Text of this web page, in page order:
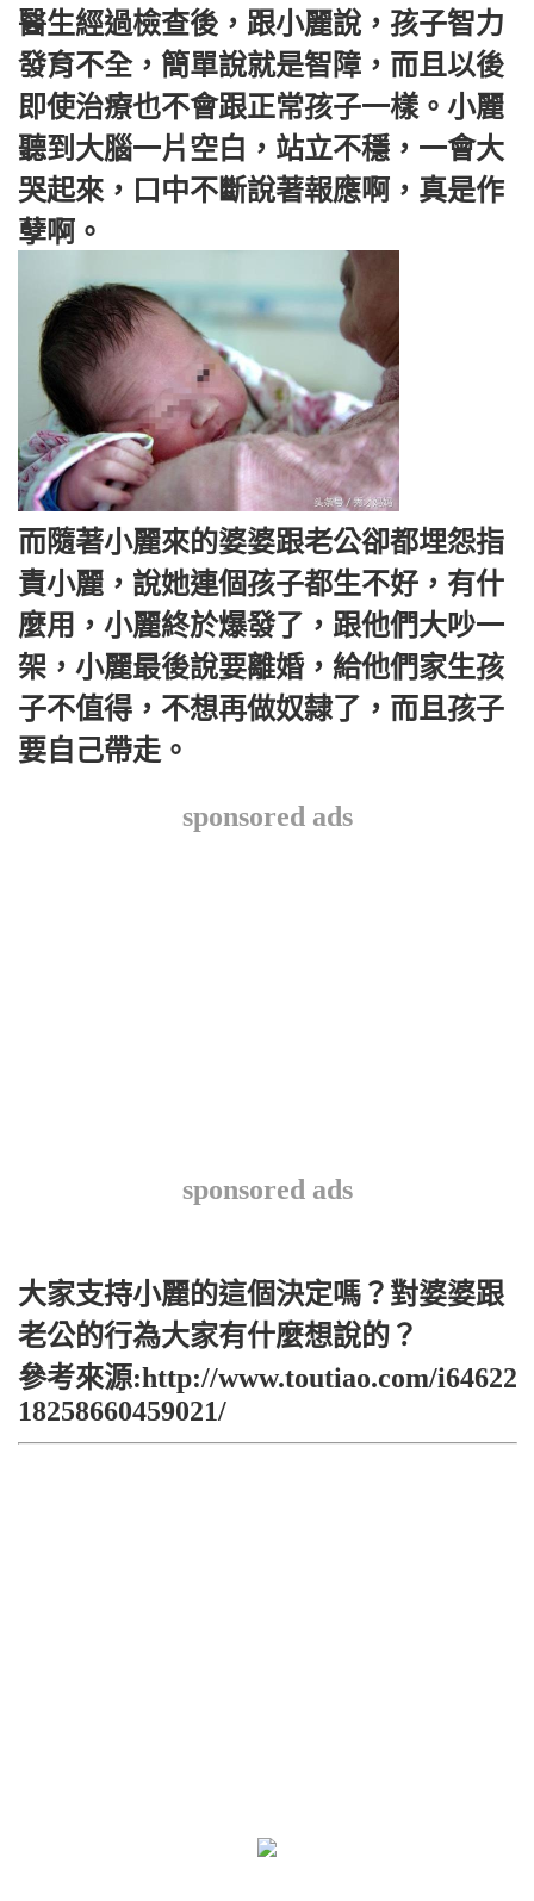
醫生經過檢查後，跟小麗說，孩子智力
發育不全，簡單說就是智障，而且以後
即使治療也不會跟正常孩子一樣。小麗
聽到大腦一片空白，站立不穩，一會大
哭起來，口中不斷說著報應啊，真是作
孽啊。
而隨著小麗來的婆婆跟老公卻都埋怨指
責小麗，說她連個孩子都生不好，有什
麼用，小麗終於爆發了，跟他們大吵一
架，小麗最後說要離婚，給他們家生孩
子不值得，不想再做奴隸了，而且孩子
要自己帶走。
sponsored ads
sponsored ads
大家支持小麗的這個決定嗎？對婆婆跟
老公的行為大家有什麼想說的？
參考來源:http://www.toutiao.com/i64622
18258660459021/